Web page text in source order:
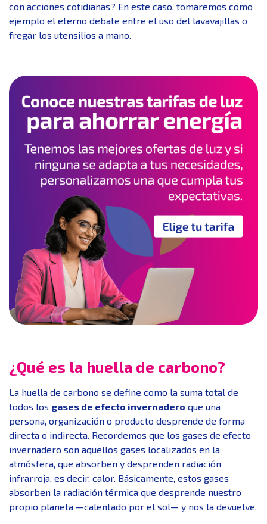
con acciones cotidianas? En este caso, tomaremos como
ejemplo el eterno debate entre el uso del lavavajillas o
fregar los utensilios a mano.
¿Qué es la huella de carbono?
La huella de carbono se define como la suma total de
todos los gases de efecto invernadero que una
persona, organización o producto desprende de forma
directa o indirecta. Recordemos que los gases de efecto
invernadero son aquellos gases localizados en la
atmósfera, que absorben y desprenden radiación
infrarroja, es decir, calor. Básicamente, estos gases
absorben la radiación térmica que desprende nuestro
propio planeta —calentado por el sol— y nos la devuelve.